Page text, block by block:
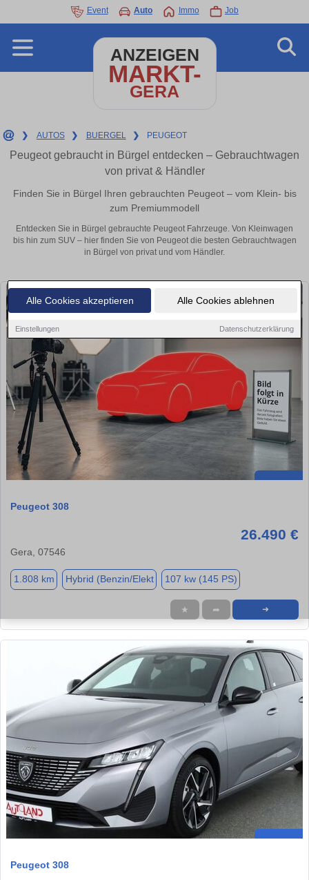
Alle Cookies akzeptieren Alle Cookies ablehnen
Einstellungen Datenschutzerklärung
Event Auto Immo Job
ANZEIGEN
MARKT-
GERA
❯ AUTOS ❯ BUERGEL ❯ PEUGEOT
Peugeot gebraucht in Bürgel entdecken – Gebrauchtwagen
von privat & Händler
Finden Sie in Bürgel Ihren gebrauchten Peugeot – vom Klein- bis
zum Premiummodell
Entdecken Sie in Bürgel gebrauchte Peugeot Fahrzeuge. Von Kleinwagen
bis hin zum SUV – hier finden Sie von Peugeot die besten Gebrauchtwagen
in Bürgel von privat und vom Händler.
Peugeot 308
26.490 €
Gera, 07546
1.808 km Hybrid (Benzin/Elekt 107 kw (145 PS)
★ ➦ ➜
Peugeot 308